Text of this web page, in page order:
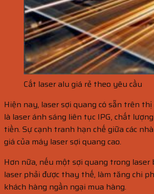
Cắt laser alu giá rẻ theo yêu cầu
Hiện nay, laser sợi quang có sẵn trên
là laser ánh sáng liên tục IPG, chất
tiền. Sự cạnh tranh hạn chế giữa các
giá của máy laser sợi quang cao.
Hơn nữa, nếu một sợi quang trong laser
laser phải được thay thế, làm tăng chi
khách hàng ngần ngại mua hàng.